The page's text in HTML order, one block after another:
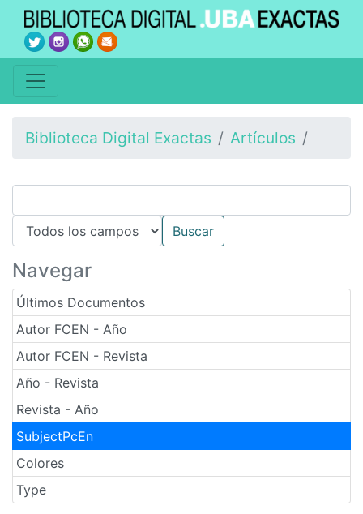
Biblioteca Digital Exactas Artículos
Navegar
Últimos Documentos
Autor FCEN - Año
Autor FCEN - Revista
Año - Revista
Revista - Año
SubjectPcEn
Colores
Type